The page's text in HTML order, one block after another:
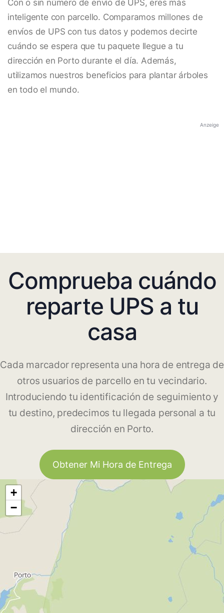
Con o sin número de envío de UPS, eres más
inteligente con parcello. Comparamos millones de
envíos de UPS con tus datos y podemos decirte
cuándo se espera que tu paquete llegue a tu
dirección en Porto durante el día. Además,
utilizamos nuestros beneficios para plantar árboles
en todo el mundo.
Anzeige
Comprueba cuándo
reparte UPS a tu
casa
Cada marcador representa una hora de entrega de
otros usuarios de parcello en tu vecindario.
Introduciendo tu identificación de seguimiento y
tu destino, predecimos tu llegada personal a tu
dirección en Porto.
Obtener Mi Hora de Entrega
+
−